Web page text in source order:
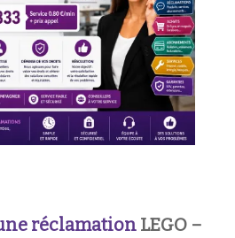
réclamation LEGO –